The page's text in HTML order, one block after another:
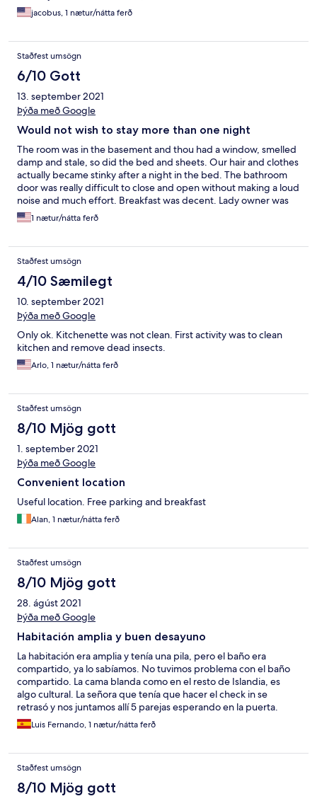
jacobus, 1 nætur/nátta ferð
Staðfest umsögn
6/10 Gott
13. september 2021
Þýða með Google
Would not wish to stay more than one night
The room was in the basement and thou had a window, smelled
damp and stale, so did the bed and sheets. Our hair and clothes
actually became stinky after a night in the bed. The bathroom
door was really difficult to close and open without making a loud
noise and much effort. Breakfast was decent. Lady owner was
easy-going. The price we paid for a room like that was quite
atrocious.
1 nætur/nátta ferð
Staðfest umsögn
4/10 Sæmilegt
10. september 2021
Þýða með Google
Only ok. Kitchenette was not clean. First activity was to clean
kitchen and remove dead insects.
Arlo, 1 nætur/nátta ferð
Staðfest umsögn
8/10 Mjög gott
1. september 2021
Þýða með Google
Convenient location
Useful location. Free parking and breakfast
Alan, 1 nætur/nátta ferð
Staðfest umsögn
8/10 Mjög gott
28. ágúst 2021
Þýða með Google
Habitación amplia y buen desayuno
La habitación era amplia y tenía una pila, pero el baño era
compartido, ya lo sabíamos. No tuvimos problema con el baño
compartido. La cama blanda como en el resto de Islandia, es
algo cultural. La señora que tenía que hacer el check in se
retrasó y nos juntamos allí 5 parejas esperando en la puerta.
Luis Fernando, 1 nætur/nátta ferð
Staðfest umsögn
8/10 Mjög gott